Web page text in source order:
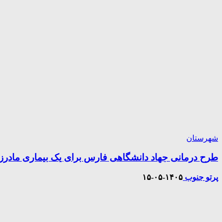
شهرستان
طرح درمانی جهاد دانشگاهی فارس برای یک بیماری
پرتو جنوب ۱۴۰۵-۰۵-۱۵